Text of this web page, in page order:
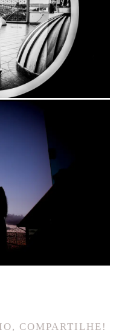
COMPARTILHE!